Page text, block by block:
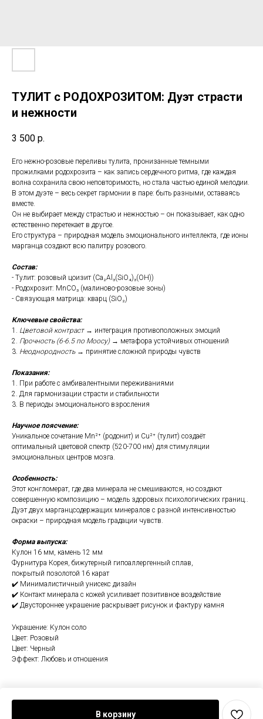
ТУЛИТ с РОДОХРОЗИТОМ: Дуэт страсти
и нежности
3 500 р.
В корзину
Его нежно-розовые переливы тулита, пронизанные темными
прожилками родохрозита – как запись сердечного ритма, где каждая
волна сохранила свою неповторимость, но стала частью единой мелодии.
В этом дуэте – весь секрет гармонии в паре: быть разными, оставаясь
вместе.
Он не выбирает между страстью и нежностью – он показывает, как одно
естественно перетекает в другое.
Его структура – природная модель эмоционального интеллекта, где ионы
марганца создают всю палитру розового.
Состав:
- Тулит: розовый цоизит (Ca₂Al₃(SiO₄)₃(OH))
- Родохрозит: MnCO₃ (малиново-розовые зоны)
- Связующая матрица: кварц (SiO₂)
Ключевые свойства:
1. Цветовой контраст→ интеграция противоположных эмоций
2. Прочность (6-6.5 по Моосу)→ метафора устойчивых отношений
3. Неоднородность→ принятие сложной природы чувств
Показания:
1. При работе с амбивалентными переживаниями
2. Для гармонизации страсти и стабильности
3. В периоды эмоционального взросления
Научное поясчение:
Уникальное сочетание Mn²⁺ (родонит) и Cu²⁺ (тулит) создаёт
оптимальный цветовой спектр (520-700 нм) для стимуляции
эмоциональных центров мозга.
Особенность:
Этот конгломерат, где два минерала не смешиваются, но создают
совершенную композицию – модель здоровых психологических границ..
Дуэт двух марганцсодержащих минералов с разной интенсивностью
окраски – природная модель градации чувств.
Форма выпуска:
Кулон 16 мм, камень 12 мм
Фурнитура Корея, бижутерный гипоаллергенный сплав,
покрытый позолотой 16 карат
✔️ Минималистичный унисекс дизайн
✔️ Контакт минерала с кожей усиливает позитивное воздействие
✔️ Двустороннее украшение раскрывает рисунок и фактуру камня
Украшение: Кулон соло
Цвет: Розовый
Цвет: Черный
Эффект: Любовь и отношения